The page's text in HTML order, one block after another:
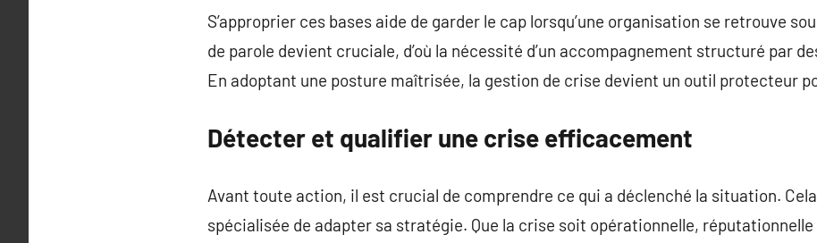
S’approprier ces bases aide de garder le cap lorsqu’une organisation se retrouve
de parole devient cruciale, d’où la nécessité d’un accompagnement structuré par
En adoptant une posture maîtrisée, la gestion de crise devient un outil protecteur
Détecter et qualifier une crise efficacement
Avant toute action, il est crucial de comprendre ce qui a déclenché la situation.
spécialisée de adapter sa stratégie. Que la crise soit opérationnelle, réputationnelle